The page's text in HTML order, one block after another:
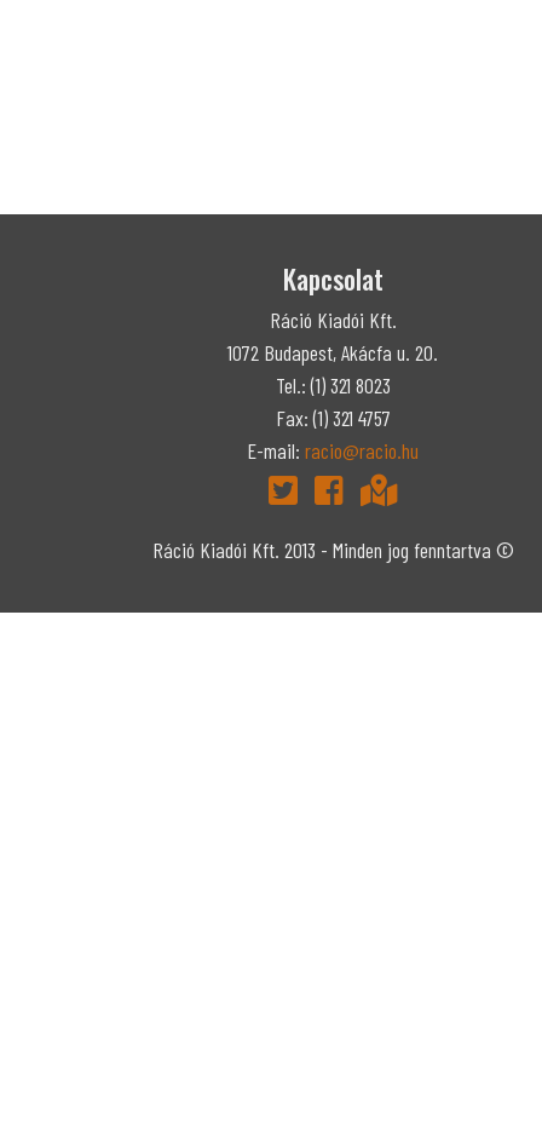
Kapcsolat
Ráció Kiadói Kft.
1072 Budapest, Akácfa u. 20.
Tel.: (1) 321 8023
Fax: (1) 321 4757
E-mail: racio@racio.hu
Ráció Kiadói Kft. 2013 - Minden jog fenntartva ©